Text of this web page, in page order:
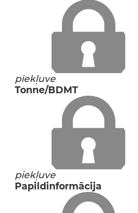
piekļuve
Tonne/BDMT
piekļuve
Papildinformācija